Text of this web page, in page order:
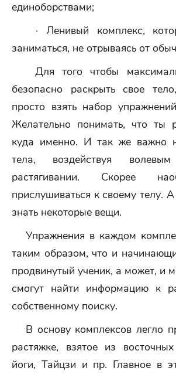
единоборствами;
· Ленивый комплекс,
заниматься, не отрываясь от
Для того чтобы
безопасно раскрыть свое
просто взять набор
Желательно понимать, что ты
куда именно. И так же важно
тела, воздействуя
растягивании. Скорее
прислушиваться к своему телу.
знать некоторые вещи.
Упражнения в каждом
таким образом, что и
продвинутый ученик, а может, и
смогут найти информацию к
собственному поиску.
В основу комплексов легло
растяжке, взятое из
йоги, Тайцзи и пр. Главное в